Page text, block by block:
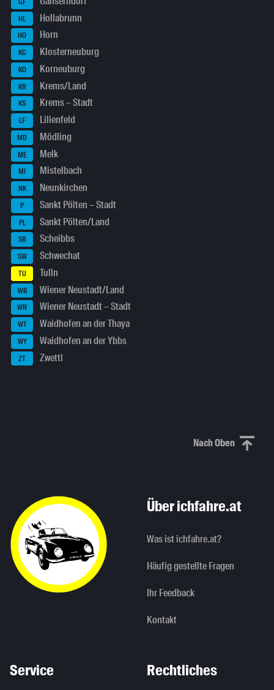
HL Hollabrunn
HO Horn
KG Klosterneuburg
KO Korneuburg
KR Krems/Land
KS Krems – Stadt
LF Lilienfeld
MD Mödling
ME Melk
MI Mistelbach
NK Neunkirchen
P Sankt Pölten – Stadt
PL Sankt Pölten/Land
SB Scheibbs
SW Schwechat
TU Tulln
WB Wiener Neustadt/Land
WN Wiener Neustadt – Stadt
WT Waidhofen an der Thaya
WY Waidhofen an der Ybbs
ZT Zwettl
Nach ObenNach oben
Über ichfahre.at
Was ist ichfahre.at?
Häufig gestellte Fragen
Ihr Feedback
Kontakt
Service Rechtliches